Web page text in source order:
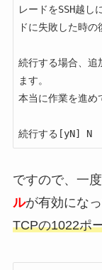
レードをSSH越し
ドに失敗した時の
続行する場合、
ます。
本当に作業を進め
続行する[yN] N
ですので、一度
ルが有効にな
TCPの1022ポ